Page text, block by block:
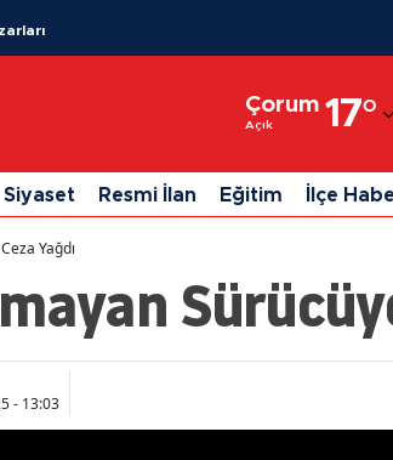
Çorum
Açık 17°
Adıyaman
Afyonkarahisar
Ağrı
Ankara
Siyaset Resmi İlan Eğitim İlçe
Yağdı
- 13:03